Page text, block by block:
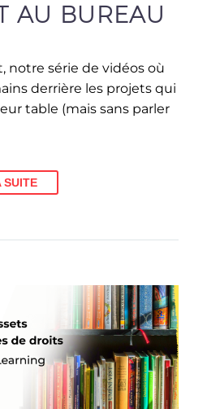
AU BUREAU
notre série de vidéos où
derrière les projets qui
table (mais sans parler
SUITE